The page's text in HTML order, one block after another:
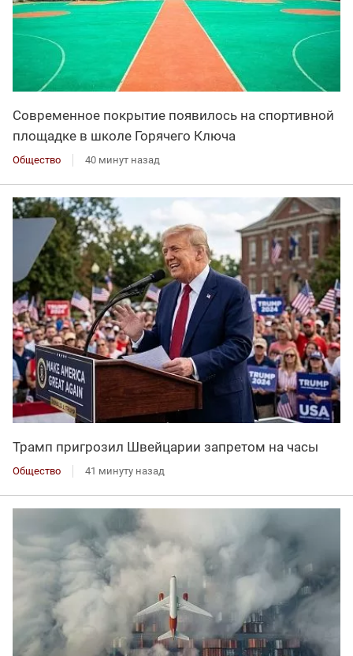
Современное покрытие появилось на спортивной
площадке в школе Горячего Ключа
Общество 40 минут назад
Трамп пригрозил Швейцарии запретом на часы
Общество 41 минуту назад